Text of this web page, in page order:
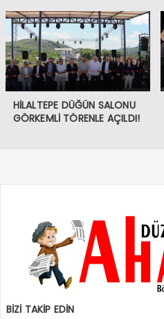
HİLALTEPE DÜĞÜN SALONU
GÖRKEMLİ TÖRENLE AÇILDI!
BİZİ TAKİP EDİN